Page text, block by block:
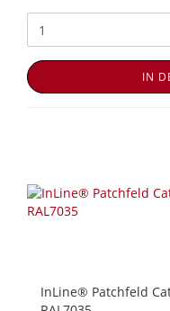
IN
InLine® Patchfeld